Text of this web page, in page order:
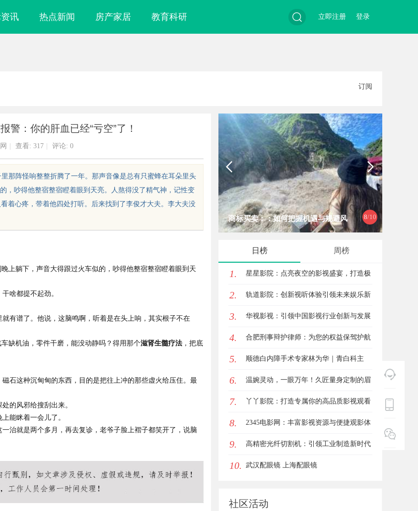
讯 热点新闻 房产家居 教育科研
索
登录
立即注册
订阅
警：你的肝血已经“亏空”了！
查看: 317 评论: 0
那阵怪响整整折腾了一年。那声音像是总有只蜜蜂在耳朵里头
，吵得他整宿整宿瞪着眼到天亮。人熬得没了精气神，记性变
着心疼，带着他四处打听。后来找到了李俊才大夫。李大夫没
上躺下，声音大得跟过火车似的，吵得他整宿整宿瞪着眼到天
啥都提不起劲。
有谱了。他说，这脑鸣啊，听着是在头上响，其实根子不在
缺机油，零件干磨，能没动静吗？得用那个滋肾生髓疗法 ，把底
石这种沉甸甸的东西，目的是把往上冲的那些虚火给压住。最
的风邪给搜刮出来。
能眯着一会儿了。
治就是两个多月，再去复诊，老爷子脸上褶子都笑开了，说脑
8/10
商标买卖：：如何把握机遇与规避风
日榜 周榜
1. 星星影院：点亮夜空的影视盛宴，打造极
致观影体验
2. 轨道影院：创新视听体验引领未来娱乐新
潮流
3. 华视影视：引领中国影视行业创新与发展
的旗舰力量
4. 合肥刑事辩护律师：为您的权益保驾护航
5. 顺德白内障手术专家林为华｜青白科主
任，白内障手术资深医生
6. 温婉灵动，一眼万年！久匠量身定制的眉
眼唇，才是你整张脸的点睛之笔！淡颜系
女生的气质加分项
7. 丫丫影院：打造专属你的高品质影视观看
体验
8. 2345电影网：丰富影视资源与便捷观影体
验的最佳选择
9. 高精密光纤切割机：引领工业制造新时代
的利器
10. 武汉配眼镜 上海配眼镜
社区活动